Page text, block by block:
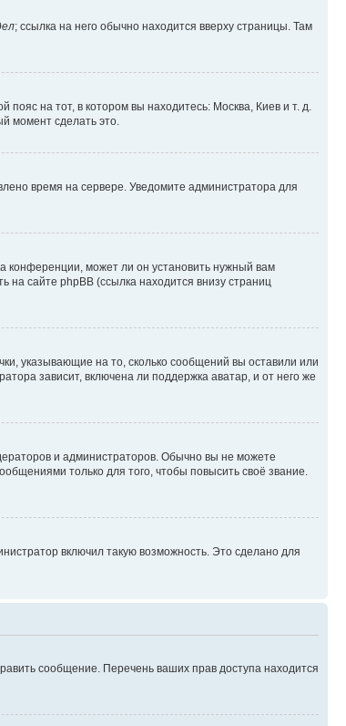
; ссылка на него обычно находится вверху страницы. Там
на тот, в котором вы находитесь: Москва, Киев и т. д.
момент сделать это.
время на сервере. Уведомите администратора для
конференции, может ли он установить нужный вам
на сайте phpBB (ссылка находится внизу страниц
указывающие на то, сколько сообщений вы оставили или
зависит, включена ли поддержка аватар, и от него же
и администраторов. Обычно вы не можете
только для того, чтобы повысить своё звание.
включил такую возможность. Это сделано для
сообщение. Перечень ваших прав доступа находится